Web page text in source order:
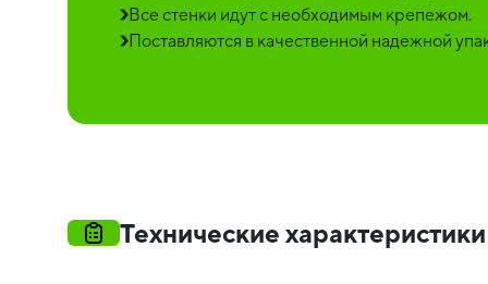
Все стенки идут с необходимым крепежом.
Поставляются в качественной надежной
Технические характеристики